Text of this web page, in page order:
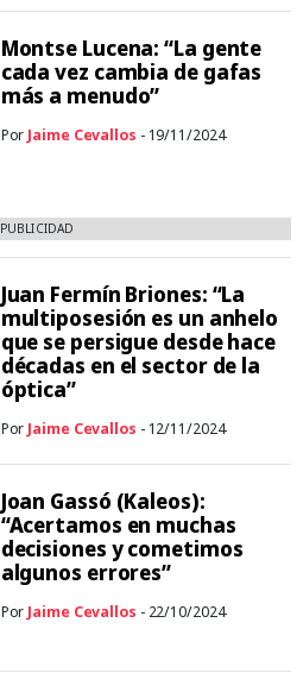
Montse Lucena: “La gente
cada vez cambia de gafas
más a menudo”
Por Jaime Cevallos - 19/11/2024
PUBLICIDAD
Juan Fermín Briones: “La
multiposesión es un anhelo
que se persigue desde hace
décadas en el sector de la
óptica”
Por Jaime Cevallos - 12/11/2024
Joan Gassó (Kaleos):
“Acertamos en muchas
decisiones y cometimos
algunos errores”
Por Jaime Cevallos - 22/10/2024